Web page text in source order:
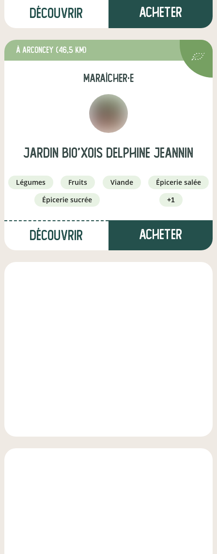
Découvrir Acheter
à Arconcey (46,5 km)
maraîcher·e
JARDIN BIO'XOIS Delphine Jeannin
légumes fruits viande
épicerie salée
épicerie sucrée
+1
Découvrir Acheter